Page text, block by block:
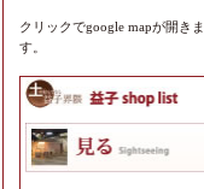
クリックでgoogle mapが開きま
す。